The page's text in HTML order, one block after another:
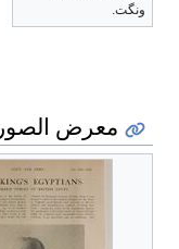
ونگت.
معرض الصور